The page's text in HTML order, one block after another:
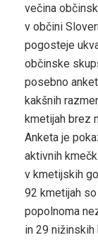
večina
v občini
pogosteje
občinske
posebno
kakšnih
kmetijah brez
Anketa je
aktivnih
v kmetijskih
92 kmetijah
popolnoma
in 29